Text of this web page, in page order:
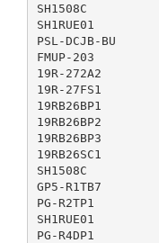
SH1508C
SH1RUE01
PSL-DCJB-BU
FMUP-203
19R-272A2
19R-27FS1
19RB26BP1
19RB26BP2
19RB26BP3
19RB26SC1
SH1508C
GP5-R1TB7
PG-R2TP1
SH1RUE01
PG-R4DP1